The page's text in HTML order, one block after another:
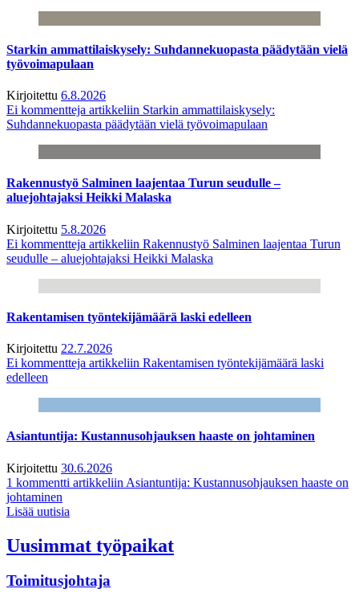
Starkin ammattilaiskysely: Suhdannekuopasta päädytään vielä
työvoimapulaan
Kirjoitettu 6.8.2026
Ei kommentteja artikkeliin Starkin ammattilaiskysely:
Suhdannekuopasta päädytään vielä työvoimapulaan
Rakennustyö Salminen laajentaa Turun seudulle –
aluejohtajaksi Heikki Malaska
Kirjoitettu 5.8.2026
Ei kommentteja artikkeliin Rakennustyö Salminen laajentaa Turun
seudulle – aluejohtajaksi Heikki Malaska
Rakentamisen työntekijämäärä laski edelleen
Kirjoitettu 22.7.2026
Ei kommentteja artikkeliin Rakentamisen työntekijämäärä laski
edelleen
Asiantuntija: Kustannusohjauksen haaste on johtaminen
Kirjoitettu 30.6.2026
1 kommentti artikkeliin Asiantuntija: Kustannusohjauksen haaste on
johtaminen
Lisää uutisia
Uusimmat työpaikat
Toimitusjohtaja